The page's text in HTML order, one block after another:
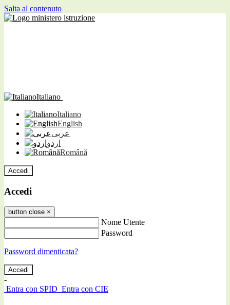
Salta al contenuto
Italiano
Italiano
English
عربى
اردو
Română
Accedi
Accedi
button close ×
Nome Utente
Password
Password dimenticata?
-
Entra con SPID Entra con CIE